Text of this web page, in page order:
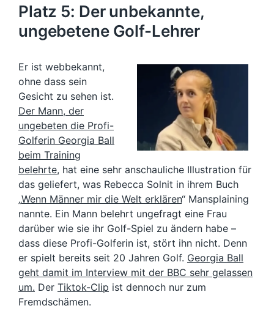
Platz 5: Der unbekannte,
ungebetene Golf-Lehrer
Er ist webbekannt,
ohne dass sein
Gesicht zu sehen ist.
Der Mann, der
ungebeten die Profi-
Golferin Georgia Ball
beim Training
belehrte, hat eine sehr anschauliche Illustration für
das geliefert, was Rebecca Solnit in ihrem Buch
„Wenn Männer mir die Welt erklären“ Mansplaining
nannte. Ein Mann belehrt ungefragt eine Frau
darüber wie sie ihr Golf-Spiel zu ändern habe –
dass diese Profi-Golferin ist, stört ihn nicht. Denn
er spielt bereits seit 20 Jahren Golf. Georgia Ball
geht damit im Interview mit der BBC sehr gelassen
um. Der Tiktok-Clip ist dennoch nur zum
Fremdschämen.